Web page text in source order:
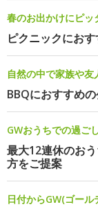
春のお出かけにピッ
ピクニックにお
自然の中で家族や友
BBQにおすすめ
GWおうちでの過ご
最大12連休のお
方をご提案
日付からGW(ゴー